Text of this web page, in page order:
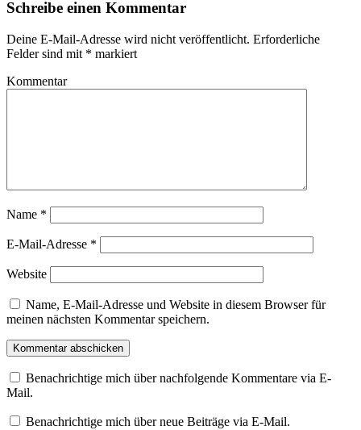
geöffnet)
Schreibe einen Kommentar
Deine E-Mail-Adresse wird nicht veröffentlicht. Erforderliche
Felder sind mit * markiert
Kommentar
Name *
E-Mail-Adresse *
Website
Name, E-Mail-Adresse und Website in diesem Browser für
meinen nächsten Kommentar speichern.
Benachrichtige mich über nachfolgende Kommentare via E-
Mail.
Benachrichtige mich über neue Beiträge via E-Mail.